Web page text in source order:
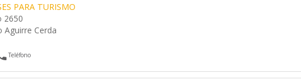
PARA TURISMO
2650
Aguirre Cerda
Teléfono